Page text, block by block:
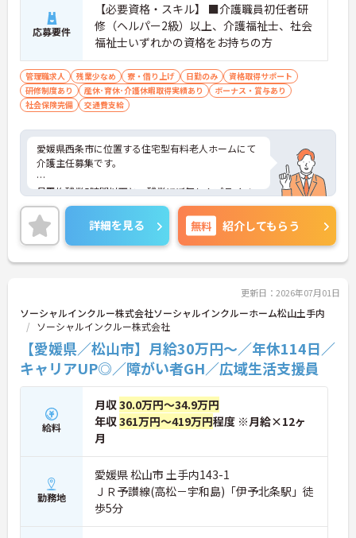
応募要件
【必要資格・スキル】 ■介護職員初任者研
修（ヘルパー2級）以上、介護福祉士、社会
福祉士いずれかの資格をお持ちの方
管理職求人 残業少なめ 寮・借り上げ 日勤のみ
資格取得サポート
研修制度あり
産休･育休･介護休暇取得実績あり
ボーナス・賞与あり
社会保険完備
交通費支給
愛媛県西条市に位置する住宅型有料老人ホームにて
介護主任募集です。
月平均残業5時間以下と、残業ほぼ無し！プライベ
ートの時間をしっかりと確保することができます。
また、介護福祉士や看護資格の取得支援制度や社宅
制度、お誕生日祝い金制度など、福利厚生面も充実
しており長く働ける環境です。
ご興味のある方には、面接対策ポイントなど、さら
に詳細をお話いたしますので、お気軽にご相談くだ
さい。
詳細を見る 無料 紹介してもらう
更新日：2026年07月01日
ソーシャルインクルー株式会社ソーシャルインクルーホーム松山土手内
ソーシャルインクルー株式会社
【愛媛県／松山市】月給30万円～／年休114日／
キャリアUP◎／障がい者GH／広域生活支援員
給料
月収30.0万円～34.9万円
年収361万円～419万円程度 ※月給×12ヶ
月
勤務地
愛媛県 松山市 土手内143-1
ＪＲ予讃線(高松－宇和島)「伊予北条駅」徒
歩5分